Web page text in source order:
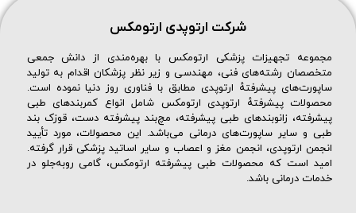
شرکت ارتوپدی ارتومکس
مجموعه تجهیزات پزشکی ارتومکس با بهره‌مندی از دانش جمعی
متخصصان رشته‌های فنی، مهندسی و زیر نظر پزشکان اقدام به تولید
ساپورت‌های پیشرفتهٔ ارتوپدی مطابق با فناوری روز دنیا نموده است.
محصولات پیشرفتهٔ ارتوپدی ارتومکس شامل انواع کمربندهای طبی
پیشرفته، زانوبندهای طبی پیشرفته، مچ‌بند پیشرفته دست، قوزک بند
طبی و سایر ساپورت‌های درمانی می‌باشد. این محصولات، مورد تأیید
انجمن ارتوپدی، انجمن مغز و اعصاب و سایر اساتید پزشکی قرار گرفته.
امید است که محصولات طبی پیشرفته ارتومکس، گامی روبه‌جلو در
خدمات درمانی باشد.